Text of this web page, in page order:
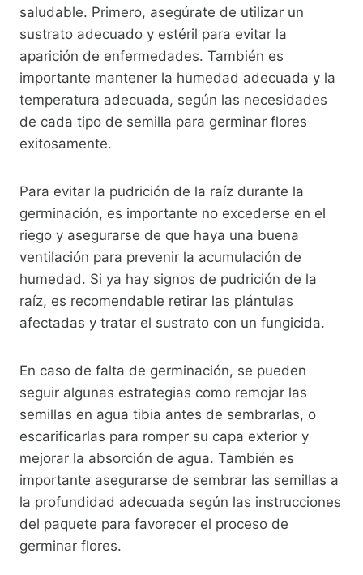
saludable. Primero, asegúrate de utilizar un
sustrato adecuado y estéril para evitar la
aparición de enfermedades. También es
importante mantener la humedad adecuada y la
temperatura adecuada, según las necesidades
de cada tipo de semilla para germinar flores
exitosamente.
Para evitar la pudrición de la raíz durante la
germinación, es importante no excederse en el
riego y asegurarse de que haya una buena
ventilación para prevenir la acumulación de
humedad. Si ya hay signos de pudrición de la
raíz, es recomendable retirar las plántulas
afectadas y tratar el sustrato con un fungicida.
En caso de falta de germinación, se pueden
seguir algunas estrategias como remojar las
semillas en agua tibia antes de sembrarlas, o
escarificarlas para romper su capa exterior y
mejorar la absorción de agua. También es
importante asegurarse de sembrar las semillas a
la profundidad adecuada según las instrucciones
del paquete para favorecer el proceso de
germinar flores.